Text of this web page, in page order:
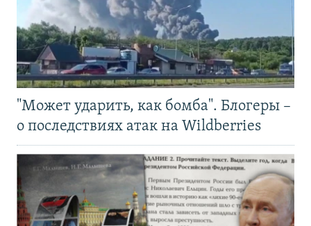
"Может ударить, как бомба". Блогеры –
о последствиях атак на Wildberries